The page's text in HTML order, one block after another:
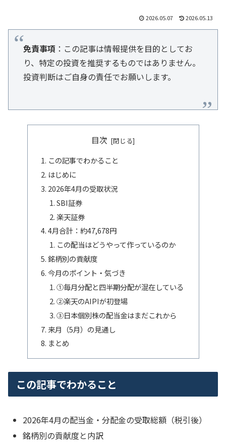
2026.05.07 2026.05.13
免責事項 ：この記事は情報提供を目的としてお
り、特定の投資を推奨するものではありません。
投資判断はご自身の責任でお願いします。
目次
この記事でわかること
はじめに
2026年4月の受取状況
SBI証券
楽天証券
4月合計：約47,678円
この配当はどうやって作っているのか
銘柄別の貢献度
今月のポイント・気づき
①毎月分配と四半期分配が混在している
②楽天のAIPIが初登場
③日本個別株の配当金はまだこれから
来月（5月）の見通し
まとめ
この記事でわかること
2026年4月の配当金・分配金の受取総額（税引後）
銘柄別の貢献度と内訳